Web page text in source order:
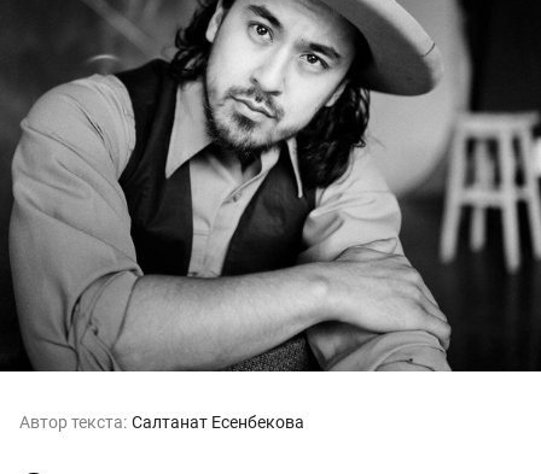
Автор текста: Салтанат Есенбекова